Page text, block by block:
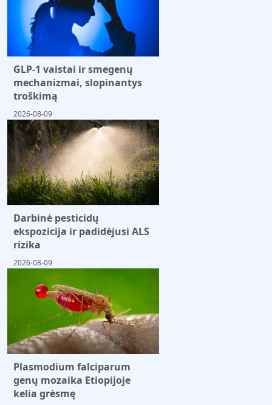
GLP-1 vaistai ir smegenų
mechanizmai, slopinantys
troškimą
2026-08-09
Darbinė pesticidų
ekspozicija ir padidėjusi ALS
rizika
2026-08-09
Plasmodium falciparum
genų mozaika Etiopijoje
kelia grėsmę